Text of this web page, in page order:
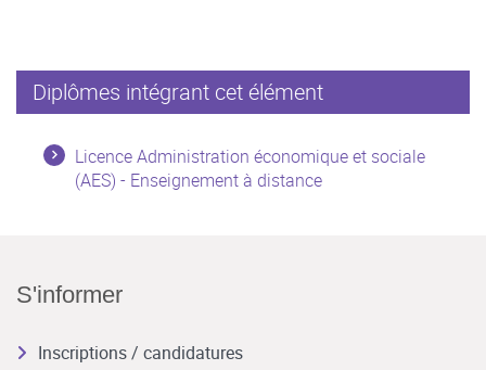
Diplômes intégrant cet élément
Licence Administration économique et sociale
(AES) - Enseignement à distance
S'informer
Inscriptions / candidatures